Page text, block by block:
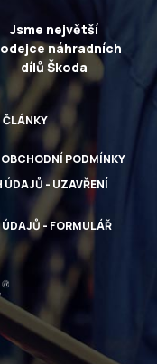
Jsme největší
náhradních
dílů Škoda
ČLÁNKY
OBCHODNÍ PODMÍNKY
- UZAVŘENÍ
- FORMULÁŘ